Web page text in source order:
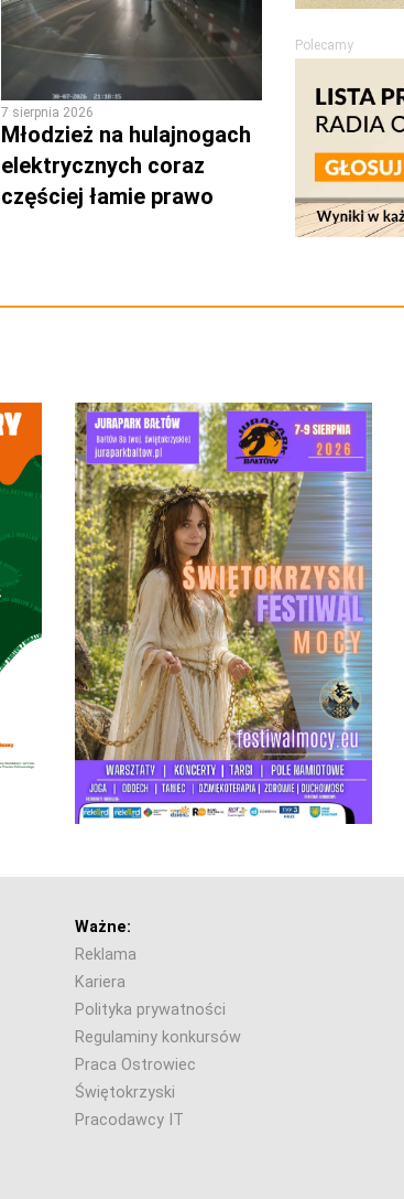
7 sierpnia 2026
Młodzież na hulajnogach
elektrycznych coraz
częściej łamie prawo
Polecamy
Ważne:
Reklama
Kariera
Polityka prywatności
Regulaminy konkursów
Praca Ostrowiec
Świętokrzyski
Pracodawcy IT